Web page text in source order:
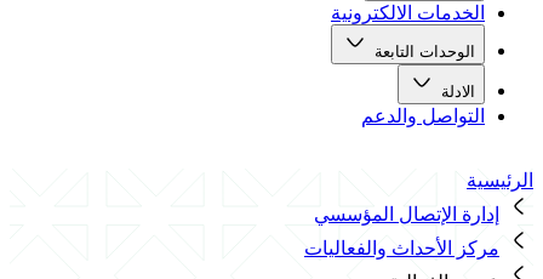
الخدمات الالكترونية
الوحدات التابعة
الادلة
التواصل والدعم
الرئيسية
إدارة الإتصال المؤسسي
مركز الأحداث والفعاليات